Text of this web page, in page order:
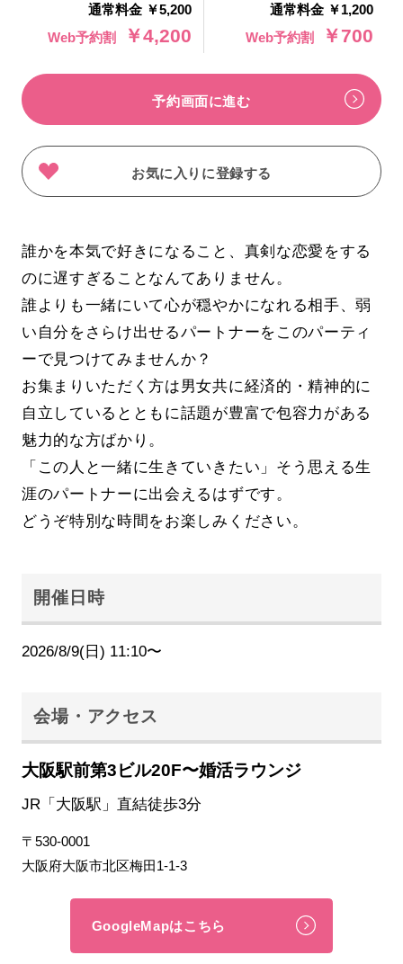
通常料金 ￥5,200
Web予約割
￥4,200
通常料金 ￥1,200
Web予約割
￥700
予約画面に進む
お気に入りに登録する
誰かを本気で好きになること、真剣な恋愛をする
のに遅すぎることなんてありません。
誰よりも一緒にいて心が穏やかになれる相手、弱
い自分をさらけ出せるパートナーをこのパーティ
ーで見つけてみませんか？
お集まりいただく方は男女共に経済的・精神的に
自立しているとともに話題が豊富で包容力がある
魅力的な方ばかり。
「この人と一緒に生きていきたい」そう思える生
涯のパートナーに出会えるはずです。
どうぞ特別な時間をお楽しみください。
開催日時
2026/8/9(日) 11:10〜
会場・アクセス
大阪駅前第3ビル20F〜婚活ラウンジ
JR「大阪駅」直結徒歩3分
〒530-0001
大阪府大阪市北区梅田1-1-3
GoogleMapはこちら